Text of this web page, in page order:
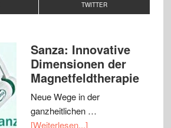
TWITTER
Sanza: Innovative
Dimensionen der
Magnetfeldtherapie
Neue Wege in der
ganzheitlichen …
[Weiterlesen...]